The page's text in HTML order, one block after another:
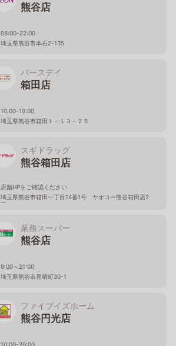
熊谷店
08:00-22:00
埼玉県熊谷市本石2-135
バースデイ
箱田店
10:00-19:00
埼玉県熊谷市箱田１－１３－２５
スギドラッグ
熊谷箱田店
店舗HPをご確認ください
埼玉県熊谷市箱田一丁目14番1号 ヤオコー熊谷箱田店2
階
業務スーパー
熊谷店
9:00～21:00
埼玉県熊谷市見晴町30-1
ファイブイズホーム
熊谷円光店
10:00-20:00